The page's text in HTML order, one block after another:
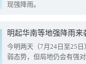
现强降雨。
明起华南等地强降雨
今明两天（7月24日至25
弱态势，但局地仍会有强